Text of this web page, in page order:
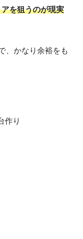
を狙うのが現実
、かなり余裕をも
作り